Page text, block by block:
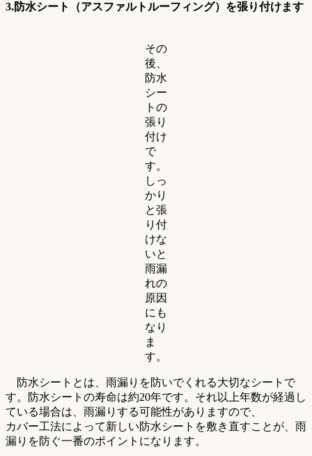
3.防水シート（アスファルトルーフィング）を張り付けます
その
後、
防水
シー
トの
張り
付け
で
す。
しっ
かり
と張
り付
けな
いと
雨漏
れの
原因
にも
なり
ま
す。
防水シートとは、雨漏りを防いでくれる大切なシートで
す。防水シートの寿命は約20年です。それ以上年数が経過し
ている場合は、雨漏りする可能性がありますので、
カバー工法によって新しい防水シートを敷き直すことが、雨
漏りを防ぐ一番のポイントになります。